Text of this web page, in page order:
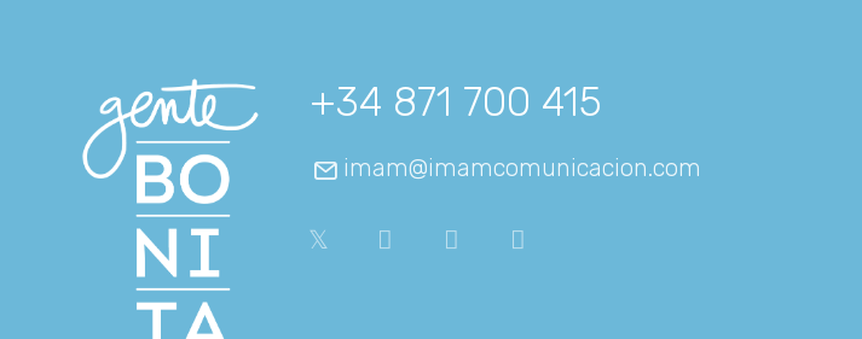
+34 871 700 415
imam@imamcomunicacion.com